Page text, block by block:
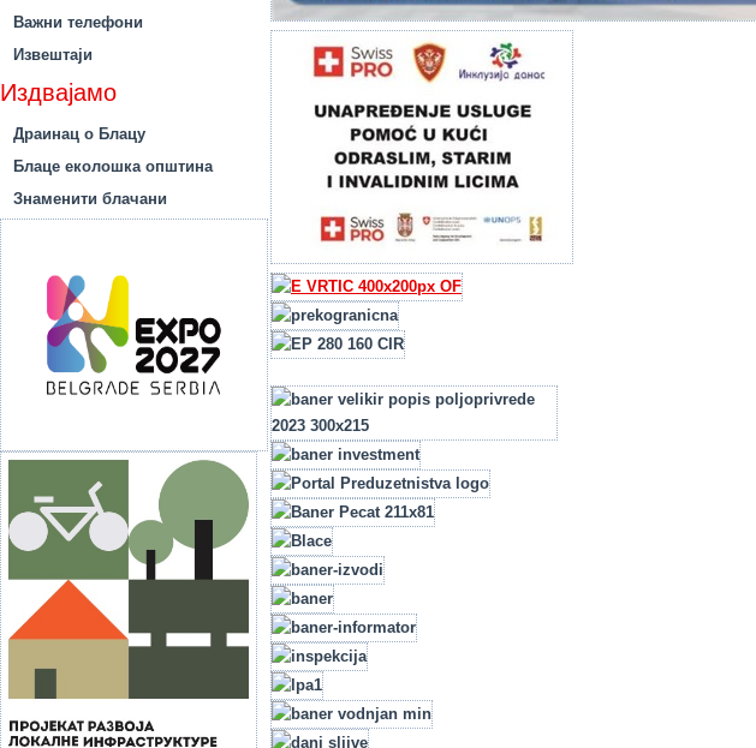
Важни телефони
Извештаји
Издвајамо
Драинац о Блацу
Блаце еколошка општина
Знаменити блачани